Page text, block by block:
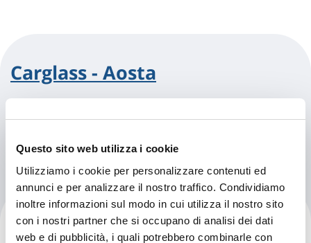
Questo sito web utilizza i cookie
Utilizziamo i cookie per personalizzare contenuti ed
annunci e per analizzare il nostro traffico. Condividiamo
inoltre informazioni sul modo in cui utilizza il nostro sito
con i nostri partner che si occupano di analisi dei dati
web e di pubblicità, i quali potrebbero combinarle con
Carglass - Aosta
Carglass - Arezzo